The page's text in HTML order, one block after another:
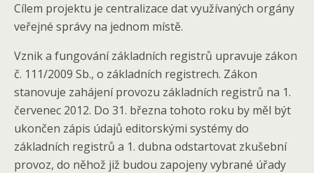
Cílem projektu je centralizace dat využívaných orgány
veřejné správy na jednom místě.
Vznik a fungování základních registrů upravuje zákon
č. 111/2009 Sb., o základních registrech. Zákon
stanovuje zahájení provozu základních registrů na 1.
červenec 2012. Do 31. března tohoto roku by měl být
ukončen zápis údajů editorskými systémy do
základních registrů a 1. dubna odstartovat zkušební
provoz, do něhož již budou zapojeny vybrané úřady